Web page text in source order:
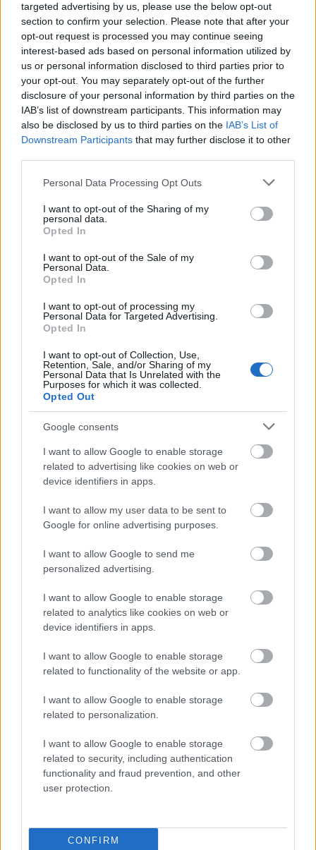
targeted advertising by us, please use the below opt-out
section to confirm your selection. Please note that after your
opt-out request is processed you may continue seeing
interest-based ads based on personal information utilized by
us or personal information disclosed to third parties prior to
your opt-out. You may separately opt-out of the further
disclosure of your personal information by third parties on the
IAB’s list of downstream participants. This information may
also be disclosed by us to third parties on the IAB’s List of
Downstream Participants that may further disclose it to other
Please note that this website/app uses one or more Google
not limited to your visit or usage behaviour. You may click to
grant or deny consent to Google and its third-party tags to
use your data for below specified purposes in below Google
consent section.
Personal Data Processing Opt Outs
I want to opt-out of the Sharing of my
personal data.
Opted In
I want to opt-out of the Sale of my
Personal Data.
Opted In
I want to opt-out of processing my
Personal Data for Targeted Advertising.
Opted In
I want to opt-out of Collection, Use,
Retention, Sale, and/or Sharing of my
Personal Data that Is Unrelated with the
Purposes for which it was collected.
Opted Out
Google consents
I want to allow Google to enable storage
related to advertising like cookies on web or
device identifiers in apps.
I want to allow my user data to be sent to
Google for online advertising purposes.
I want to allow Google to send me
personalized advertising.
I want to allow Google to enable storage
related to analytics like cookies on web or
device identifiers in apps.
I want to allow Google to enable storage
related to functionality of the website or app.
I want to allow Google to enable storage
related to personalization.
I want to allow Google to enable storage
related to security, including authentication
functionality and fraud prevention, and other
user protection.
CONFIRM
Ördögkatlan Eposz - II. - "Apával a
szelektívbe" - KARTONPAPA
(Nézőművészeti Kft) Nagyharsány,
tornaterem - 2021.08.03.
MakkZs•2021. augusztus 05.
A Katlan számunkra a karszalagok kiváltása után
nem sokkal, a nagyharsányi iskola tornatermében
kezdődött, mégpedig a Tasnádi István által írt és
rendezett Kartonpapával. Most már több mint egy
hét távlatából visszanézve: Jánosnak túl erős kezdés
volt, de ezt előre nem sejtettem. A remek szereplők…
Székesfehérvár – 4 in 1 - Tragédia 2.0
„édes újrakezdés?” - AJÁNLÓ - 2020.
Több, mint két éve készült erre a napra a
székesfehérvári színház társulata, és az utolsó
percben mégis el kellett, hogy maradjon. Ez
manapság papírforma, de azért minden egyes
alkalom szörnyű. Az alábbi szöveget a sajtós próba
után készre írtam, hogy majd azonnal kiteszem a
fogok!” – Leonce és Léna -
Székesfehérvári vj. – 2018.01.30.
2018. január 30.
Már hetek óta elhatároztam, hogy ki nem hagyom az